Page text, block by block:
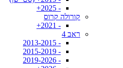
- 2025+
קורולה קרוס
- 2021+
ראב 4
- 2013-2015
- 2015-2019
- 2019-2026